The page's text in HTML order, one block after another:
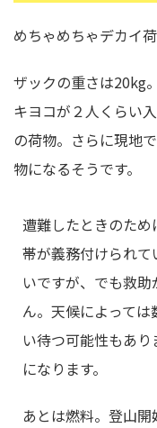
めちゃめちゃデカイ
ザックの重さは20kg。
キヨコが２人くらい
の荷物。さらに現地
物になるそうです。
遭難したときのた
帯が義務付けられ
いですが、でも救
ん。天候によって
い待つ可能性もあ
になります。
あとは燃料。登山開